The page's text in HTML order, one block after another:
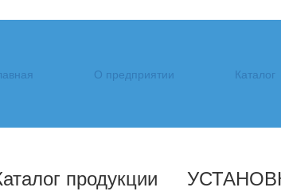
О предприятии Каталог
продукции